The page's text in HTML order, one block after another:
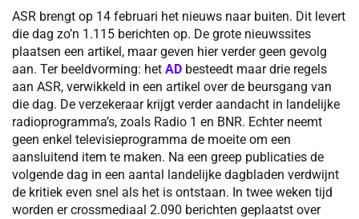
ASR brengt op 14 februari het nieuws naar buiten. Dit levert
die dag zo’n 1.115 berichten op. De grote nieuwssites
plaatsen een artikel, maar geven hier verder geen gevolg
aan. Ter beeldvorming: het AD besteedt maar drie regels
aan ASR, verwikkeld in een artikel over de beursgang van
die dag. De verzekeraar krijgt verder aandacht in landelijke
radioprogramma’s, zoals Radio 1 en BNR. Echter neemt
geen enkel televisieprogramma de moeite om een
aansluitend item te maken. Na een greep publicaties de
volgende dag in een aantal landelijke dagbladen verdwijnt
de kritiek even snel als het is ontstaan. In twee weken tijd
worden er crossmediaal 2.090 berichten geplaatst over